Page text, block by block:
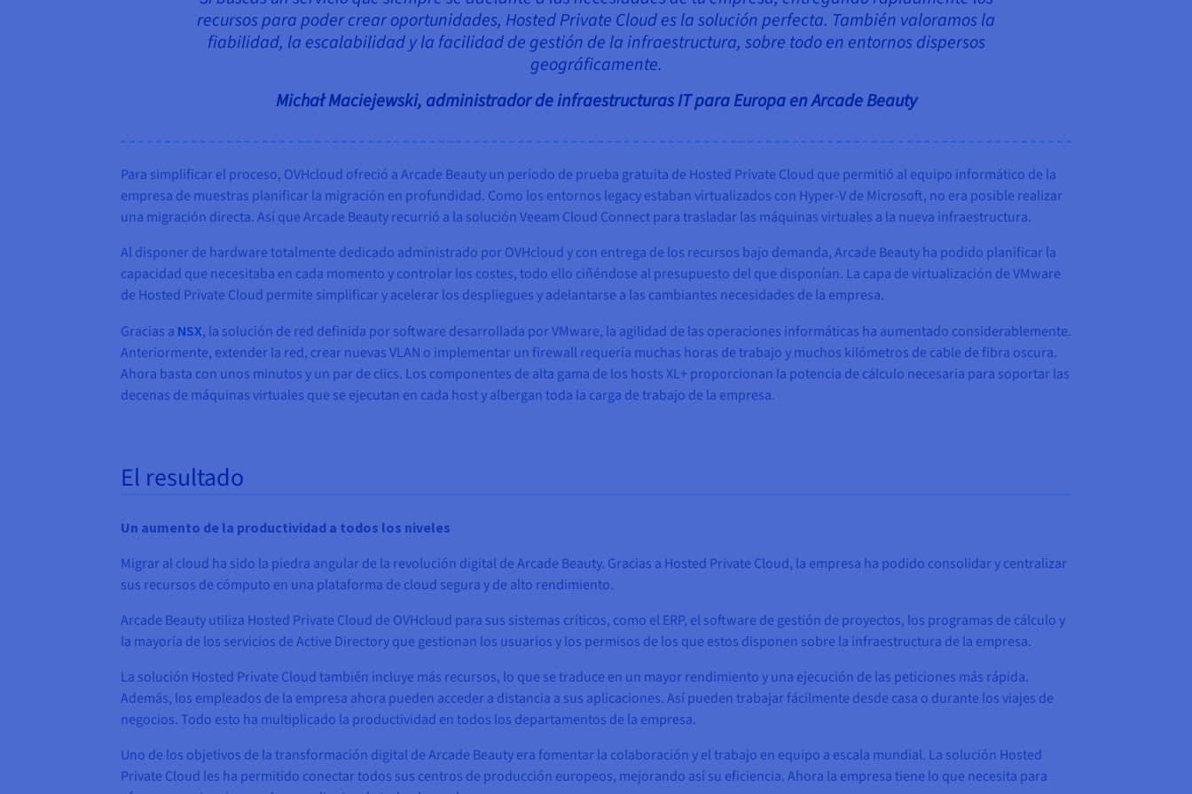
recursos para poder crear oportunidades, Hosted Private Cloud es la solución perfecta. También valoramos la
fiabilidad, la escalabilidad y la facilidad de gestión de la infraestructura, sobre todo en entornos dispersos
geográficamente.
Michał Maciejewski, administrador de infraestructuras IT para Europa en Arcade Beauty
Para simplificar el proceso, OVHcloud ofreció a Arcade Beauty un período de prueba gratuita de Hosted Private Cloud que permitió al equipo informático de la
empresa de muestras planificar la migración en profundidad. Como los entornos legacy estaban virtualizados con Hyper-V de Microsoft, no era posible realizar
una migración directa. Así que Arcade Beauty recurrió a la solución Veeam Cloud Connect para trasladar las máquinas virtuales a la nueva infraestructura.
Al disponer de hardware totalmente dedicado administrado por OVHcloud y con entrega de los recursos bajo demanda, Arcade Beauty ha podido planificar la
capacidad que necesitaba en cada momento y controlar los costes, todo ello ciñéndose al presupuesto del que disponían. La capa de virtualización de VMware
de Hosted Private Cloud permite simplificar y acelerar los despliegues y adelantarse a las cambiantes necesidades de la empresa.
Gracias a NSX, la solución de red definida por software desarrollada por VMware, la agilidad de las operaciones informáticas ha aumentado considerablemente.
Anteriormente, extender la red, crear nuevas VLAN o implementar un firewall requería muchas horas de trabajo y muchos kilómetros de cable de fibra oscura.
Ahora basta con unos minutos y un par de clics. Los componentes de alta gama de los hosts XL+ proporcionan la potencia de cálculo necesaria para soportar las
decenas de máquinas virtuales que se ejecutan en cada host y albergan toda la carga de trabajo de la empresa.
El resultado
Un aumento de la productividad a todos los niveles
Migrar al cloud ha sido la piedra angular de la revolución digital de Arcade Beauty. Gracias a Hosted Private Cloud, la empresa ha podido consolidar y centralizar
sus recursos de cómputo en una plataforma de cloud segura y de alto rendimiento.
Arcade Beauty utiliza Hosted Private Cloud de OVHcloud para sus sistemas críticos, como el ERP, el software de gestión de proyectos, los programas de cálculo y
la mayoría de los servicios de Active Directory que gestionan los usuarios y los permisos de los que estos disponen sobre la infraestructura de la empresa.
La solución Hosted Private Cloud también incluye más recursos, lo que se traduce en un mayor rendimiento y una ejecución de las peticiones más rápida.
Además, los empleados de la empresa ahora pueden acceder a distancia a sus aplicaciones. Así pueden trabajar fácilmente desde casa o durante los viajes de
negocios. Todo esto ha multiplicado la productividad en todos los departamentos de la empresa.
Uno de los objetivos de la transformación digital de Arcade Beauty era fomentar la colaboración y el trabajo en equipo a escala mundial. La solución Hosted
Private Cloud les ha permitido conectar todos sus centros de producción europeos, mejorando así su eficiencia. Ahora la empresa tiene lo que necesita para